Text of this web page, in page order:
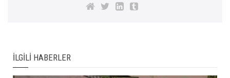
İLGILI HABERLER